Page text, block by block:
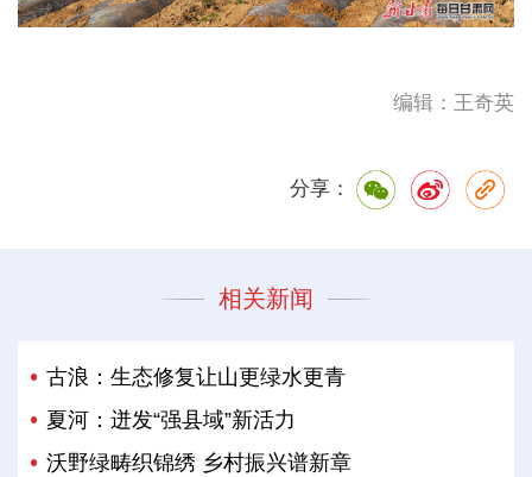
编辑：王奇英
分享：
相关新闻
古浪：生态修复让山更绿水更青
夏河：迸发“强县域”新活力
沃野绿畴织锦绣 乡村振兴谱新章